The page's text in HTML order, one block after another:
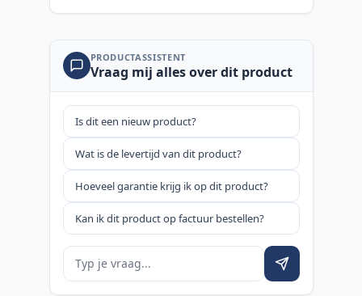
PRODUCTASSISTENT
Vraag mij alles over dit product
Is dit een nieuw product?
Wat is de levertijd van dit product?
Hoeveel garantie krijg ik op dit product?
Kan ik dit product op factuur bestellen?
Je vraag